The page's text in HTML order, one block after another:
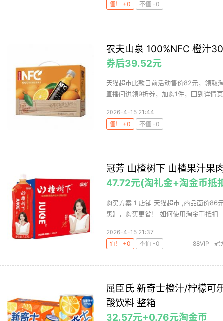
值！ +0
不值 -0
农夫山泉 100%NFC 橙汁
券后39.52元
天猫超市此款目前活动售价82元，领取
直播间进领9折券，加购1件，回到详情
2026-4-15 21:44
值！ +0
不值 -0
冠芳 山楂树下 山楂果汁果
47.72元(淘礼金+淘金币抵
购买方案 1 店铺 天猫超市 ,商品面价86
惠】，购买更省！ 如何使用淘金币抵扣
2026-4-15 21:37
值！ +0
不值 -0 88VIP 冠
屈臣氏 新奇士橙汁/柠檬
酸饮料 整箱
32.57元+0.76元淘金币